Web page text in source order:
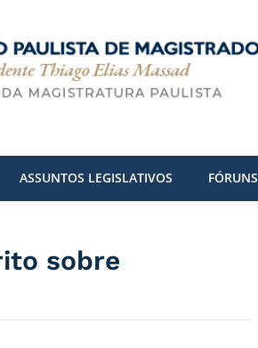
ASSUNTOS LEGISLATIVOS FÓRUNS
sobre